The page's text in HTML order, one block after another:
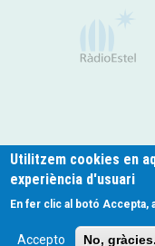
Footer
Política de Privacitat
Utilitzem cookies en
experiència d'usuari
En fer clic al botó Accepta,
Accepto No, gràcies.